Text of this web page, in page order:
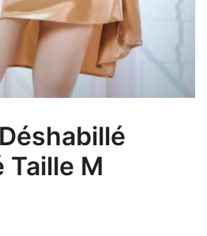
Taille M